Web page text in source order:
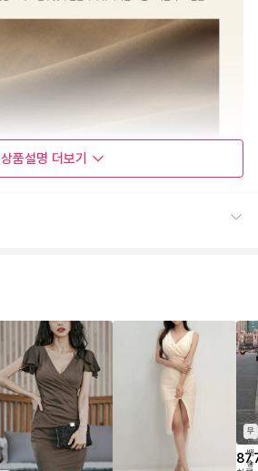
상품설명 더보기
무
료
배
송